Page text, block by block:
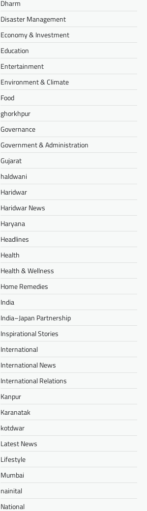
Dharm
Disaster Management
Economy & Investment
Education
Entertainment
Environment & Climate
Food
ghorkhpur
Governance
Government & Administration
Gujarat
haldwani
Haridwar
Haridwar News
Haryana
Headlines
Health
Health & Wellness
Home Remedies
India
India–Japan Partnership
Inspirational Stories
International
International News
International Relations
Kanpur
Karanatak
kotdwar
Latest News
Lifestyle
Mumbai
nainital
National